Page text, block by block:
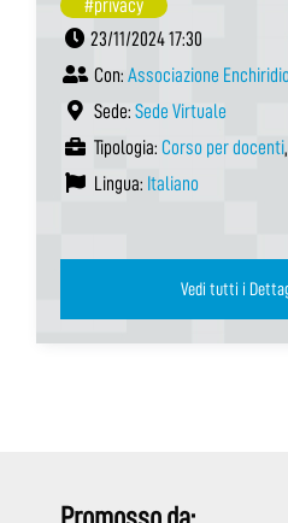
#privacy
23/11/2024 17:30
Con: Associazione
Sede: Sede Virtuale
Tipologia: Corso per docenti,
Lingua: Italiano
Vedi tutti i